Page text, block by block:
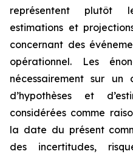
représentent plutôt
estimations et
concernant des
opérationnel. Les
nécessairement sur un
d’hypothèses et
considérées comme
la date du présent
des incertitudes,